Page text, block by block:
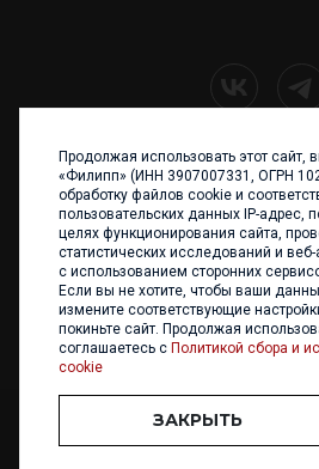
+7 (4012) 960
236017
ул. Каштановая
Телефон: +7 4012
+7 4012 960
Написать нам
ООО «ФИЛИПП» © 2013 - 2026.
Разработка и
Продолжая использовать этот
«Филипп» (ИНН 3907007331, ОГРН
обработку файлов cookie и
пользовательских данных IP-адрес,
целях функционирования сайта,
статистических исследований и
с использованием сторонних
Если вы не хотите, чтобы ваши
измените соответствующие
покиньте сайт. Продолжая
соглашаетесь с Политикой сбора и
cookie
ЗАКРЫТЬ